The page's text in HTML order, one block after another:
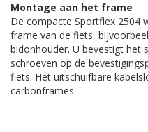
Montage aan het frame
De compacte Sportflex 2504
frame van de fiets,
bidonhouder. U bevestigt het
schroeven op de
fiets. Het uitschuifbare
carbonframes.